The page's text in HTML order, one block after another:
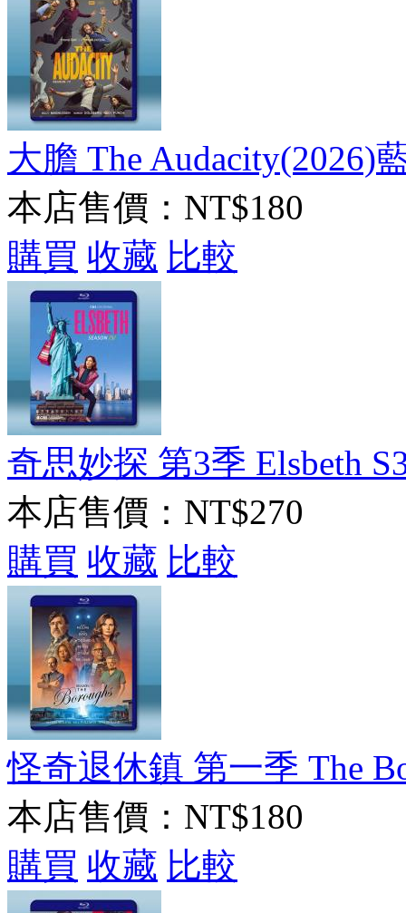
大膽 The Audacity(2026)
本店售價： NT$180
購買 收藏 比較
奇思妙探 第3季 Elsbeth
本店售價： NT$270
購買 收藏 比較
怪奇退休鎮 第一季 The
本店售價： NT$180
購買 收藏 比較